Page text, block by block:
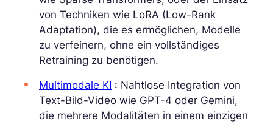
von Techniken wie LoRA (Low-Rank
Adaptation), die es ermöglichen, Modelle
zu verfeinern, ohne ein vollständiges
Retraining zu benötigen.
Multimodale KI : Nahtlose Integration von
Text-Bild-Video wie GPT-4 oder Gemini,
die mehrere Modalitäten in einem einzigen